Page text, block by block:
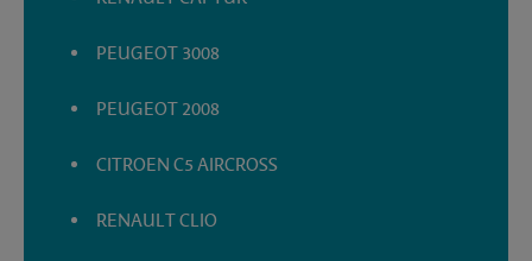
PEUGEOT 3008
PEUGEOT 2008
CITROEN C5 AIRCROSS
RENAULT CLIO